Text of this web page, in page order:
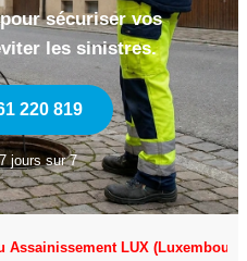
sécuriser vos
les sinistres.
220 819
jours sur 7
Assainissement LUX (Luxembourg)